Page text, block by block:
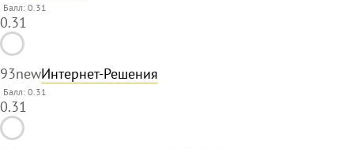
Балл: 0.31
0.31
93newИнтернет-Решения
Балл: 0.31
0.31